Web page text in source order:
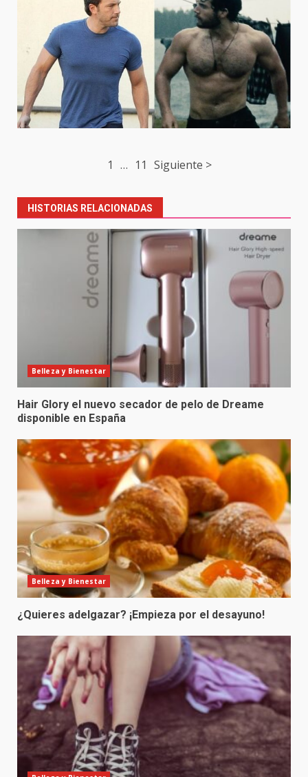
1 … 11 Siguiente >
HISTORIAS RELACIONADAS
Belleza y Bienestar
Hair Glory el nuevo secador de pelo de Dreame
disponible en España
Belleza y Bienestar
¿Quieres adelgazar? ¡Empieza por el desayuno!